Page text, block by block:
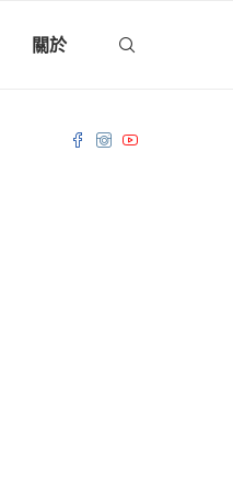
關於